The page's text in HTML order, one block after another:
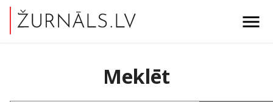
menu
Meklēt